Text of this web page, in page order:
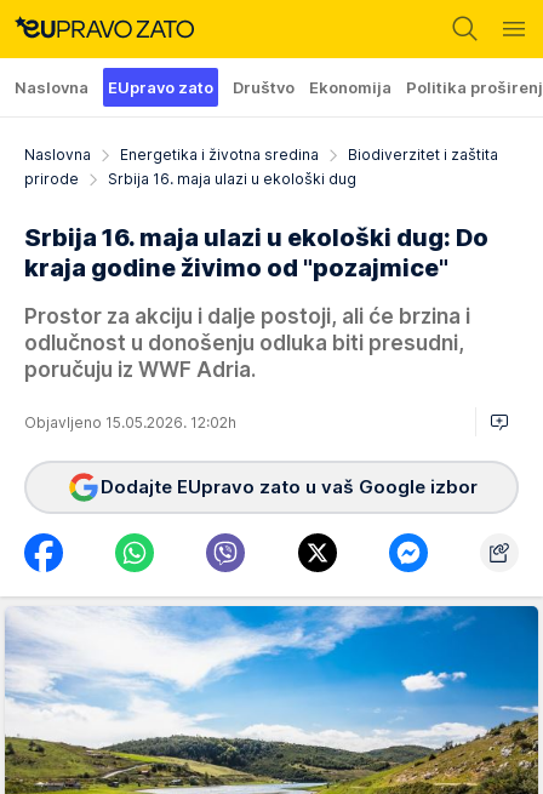
Naslovna EUpravo zato Društvo Ekonomija Politika
Naslovna Energetika i životna sredina
Biodiverzitet i zaštita
prirode
Srbija 16. maja ulazi u ekološki dug
Srbija 16. maja ulazi u ekološki dug: Do
kraja godine živimo od "pozajmice"
Prostor za akciju i dalje postoji, ali će brzina i
odlučnost u donošenju odluka biti presudni,
poručuju iz WWF Adria.
Objavljeno 15.05.2026. 12:02h
Dodajte EUpravo zato u vaš Google izbor